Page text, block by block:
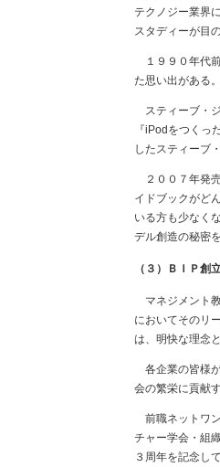
テクノジー業界
スタディーが目
１９９０年代
た思い出がある
スティーブ・
『iPodをつく
したスティーブ
２００７年発
イドブックがど
いる方も少なく
デル創造の秘密を
（３）ＢＩＰ創
マネジメント
においてそのリ
は、明快な理念
各企業の皆様
会の繁栄に貢献
前職ネットワ
チャー学会・組
３周年を記念し